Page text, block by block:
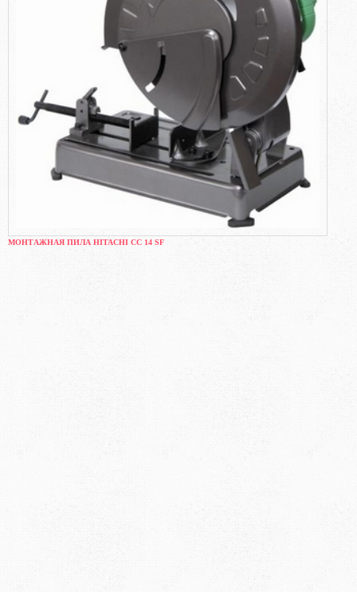
МОНТАЖНАЯ ПИЛА HITACHI CC 14 SF